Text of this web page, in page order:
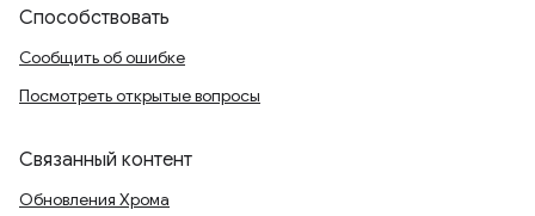
Способствовать
Сообщить об ошибке
Посмотреть открытые вопросы
Связанный контент
Обновления Хрома